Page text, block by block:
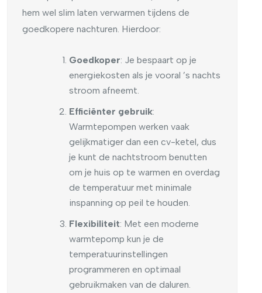
hem wel slim laten verwarmen tijdens de
goedkopere nachturen. Hierdoor:
Goedkoper: Je bespaart op je
energiekosten als je vooral ’s nachts
stroom afneemt.
Efficiënter gebruik:
Warmtepompen werken vaak
gelijkmatiger dan een cv-ketel, dus
je kunt de nachtstroom benutten
om je huis op te warmen en overdag
de temperatuur met minimale
inspanning op peil te houden.
Flexibiliteit: Met een moderne
warmtepomp kun je de
temperatuurinstellingen
programmeren en optimaal
gebruikmaken van de daluren.